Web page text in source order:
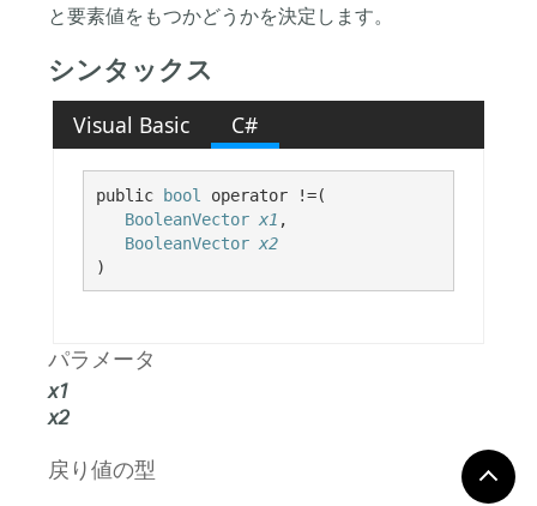
と要素値をもつかどうかを決定します。
シンタックス
Visual Basic C#
public bool
operator !=(
BooleanVector x1 ,
BooleanVector x2
)
パラメータ
x1
x2
戻り値の型